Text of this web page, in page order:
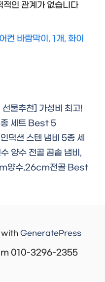
적인 관계가 없습니다
컨 바람막이, 1개, 화이
물추천] 가성비 최고!
종 세트 Best 5
덕션 스텐 냄비 5종 세
양수 전골 곰솥 냄비,
양수,26cm전골 Best
with GeneratePress
010-3296-2355